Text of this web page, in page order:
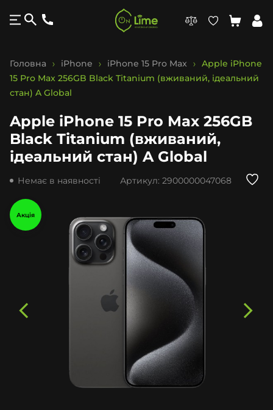
Головна iPhone iPhone 15 Pro Max
Apple iPhone
15 Pro Max 256GB Black Titanium (вживаний, ідеальний
стан) A Global
Apple iPhone 15 Pro Max 256GB
Black Titanium (вживаний,
ідеальний стан) A Global
Немає в наявності Артикул: 2900000047068
Акція